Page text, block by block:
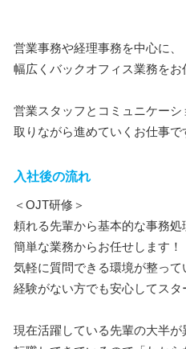
営業事務や経理事務を中心に、
幅広くバックオフィス業務をお
営業スタッフとコミュニケーシ
取りながら進めていくお仕事で
入社後の流れ
＜OJT研修＞
頼れる先輩から基本的な事務処
簡単な業務からお任せします！
気軽に質問できる環境が整って
経験がない方でも安心してスタ
現在活躍している先輩の大半が